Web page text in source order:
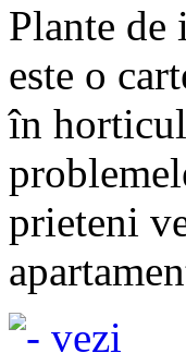
Plante
este o
în
prieteni